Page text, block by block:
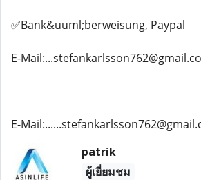
✅Bank&uuml;berweisung, Paypal
E-
E-
patrik
ผู้เยี่ยมชม